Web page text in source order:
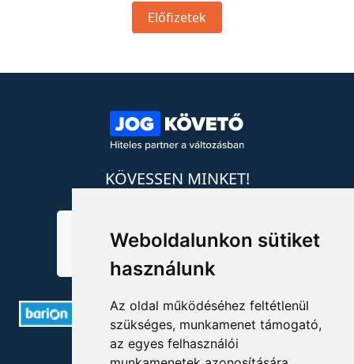
Weboldalunkon sütiket
használunk
Az oldal működéséhez feltétlenül
szükséges, munkamenet támogató,
az egyes felhasználói
Előfizetek
KÖVESSEN MINKET!
ELÉRHETŐSÉGEK